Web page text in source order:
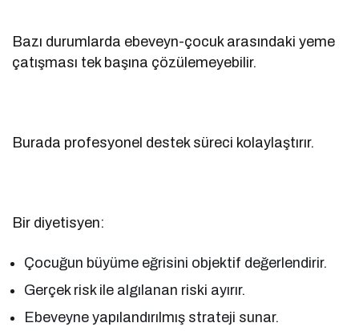
Bazı durumlarda ebeveyn-çocuk arasındaki yeme
çatışması tek başına çözülemeyebilir.
Burada profesyonel destek süreci kolaylaştırır.
Bir diyetisyen:
Çocuğun büyüme eğrisini objektif değerlendirir.
Gerçek risk ile algılanan riski ayırır.
Ebeveyne yapılandırılmış strateji sunar.